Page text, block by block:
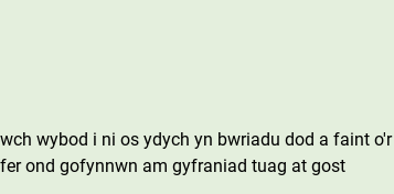
wybod i ni os ydych yn bwriadu dod a faint o'r
ond gofynnwn am gyfraniad tuag at gost